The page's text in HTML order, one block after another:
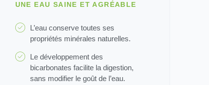
UNE EAU SAINE ET AGRÉABLE
L’eau conserve toutes ses
propriétés minérales naturelles.
Le développement des
bicarbonates facilite la digestion,
sans modifier le goût de l’eau.